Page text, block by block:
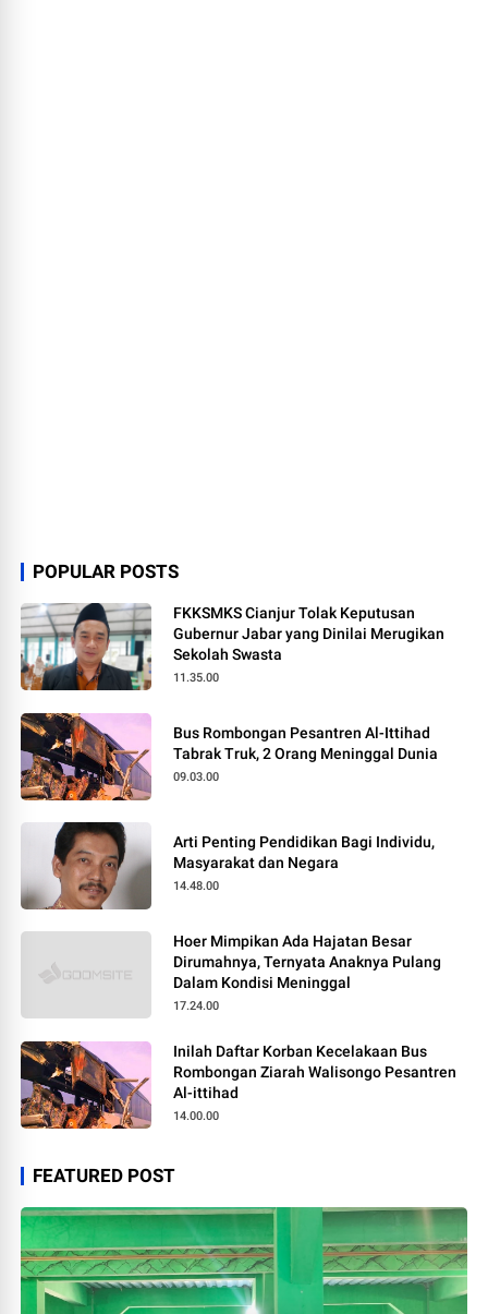
POPULAR POSTS
FKKSMKS Cianjur Tolak Keputusan
Gubernur Jabar yang Dinilai Merugikan
Sekolah Swasta
11.35.00
Bus Rombongan Pesantren Al-Ittihad
Tabrak Truk, 2 Orang Meninggal Dunia
09.03.00
Arti Penting Pendidikan Bagi Individu,
Masyarakat dan Negara
14.48.00
Hoer Mimpikan Ada Hajatan Besar
Dirumahnya, Ternyata Anaknya Pulang
Dalam Kondisi Meninggal
17.24.00
Inilah Daftar Korban Kecelakaan Bus
Rombongan Ziarah Walisongo Pesantren
Al-ittihad
14.00.00
FEATURED POST